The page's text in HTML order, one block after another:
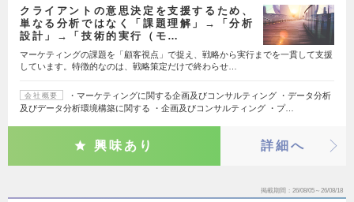
クライアントの意思決定を支援するため、
単なる分析ではなく「課題理解」→「分析
設計」→「技術的実行（モ…
マーケティングの課題を「顧客視点」で捉え、戦略から実行までを一貫して支援
しています。特徴的なのは、戦略策定だけで終わらせ…
会社概要
・マーケティングに関する企画及びコンサルティング ・データ分析
及びデータ分析環境構築に関する ・企画及びコンサルティング ・プ…
興味あり 詳細へ
掲載期間 26/08/05～26/08/18